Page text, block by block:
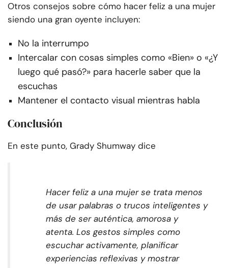
Otros consejos sobre cómo hacer feliz a una mujer
siendo una gran oyente incluyen:
No la interrumpo
Intercalar con cosas simples como «Bien» o «¿Y
luego qué pasó?» para hacerle saber que la
escuchas
Mantener el contacto visual mientras habla
Conclusión
En este punto, Grady Shumway dice
Hacer feliz a una mujer se trata menos
de usar palabras o trucos inteligentes y
más de ser auténtica, amorosa y
atenta. Los gestos simples como
escuchar activamente, planificar
experiencias reflexivas y mostrar